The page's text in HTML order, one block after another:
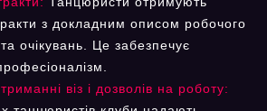
з докладним описом робочого
очікувань. Це забезпечує
віз і дозволів на роботу: